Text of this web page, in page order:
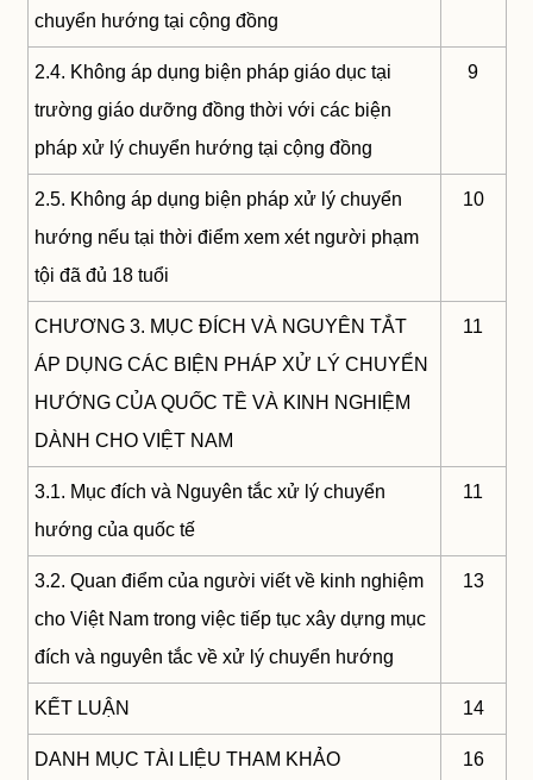
chuyển hướng tại cộng đồng
2.4. Không áp dụng biện pháp giáo dục tại
trường giáo dưỡng đồng thời với các biện
pháp xử lý chuyển hướng tại cộng đồng
9
2.5. Không áp dụng biện pháp xử lý chuyển
hướng nếu tại thời điểm xem xét người phạm
tội đã đủ 18 tuổi
10
CHƯƠNG 3. MỤC ĐÍCH VÀ NGUYÊN TẮT
ÁP DỤNG CÁC BIỆN PHÁP XỬ LÝ CHUYỂN
HƯỚNG CỦA QUỐC TỀ VÀ KINH NGHIỆM
DÀNH CHO VIỆT NAM
11
3.1. Mục đích và Nguyên tắc xử lý chuyển
hướng của quốc tế
11
3.2. Quan điểm của người viết về kinh nghiệm
cho Việt Nam trong việc tiếp tục xây dựng mục
đích và nguyên tắc về xử lý chuyển hướng
13
KẾT LUẬN 14
DANH MỤC TÀI LIỆU THAM KHẢO 16